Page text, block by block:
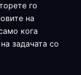
го
на
кога
задачата со